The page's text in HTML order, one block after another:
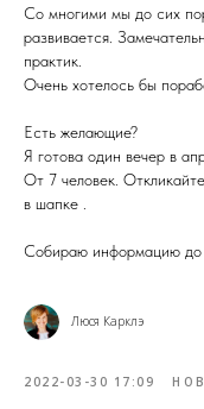
Со многими мы до сих
развивается.
практик.
Очень хотелось бы
Есть желающие?
Я готова один вечер в
От 7 человек.
в шапке .
Собираю информацию до
Люся Карклэ
2022-03-30 17:09